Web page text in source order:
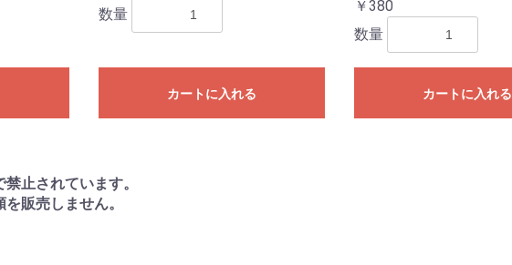
数量
カートに入れる
￥380
数量
カートに入れる
止されています。
販売しません。